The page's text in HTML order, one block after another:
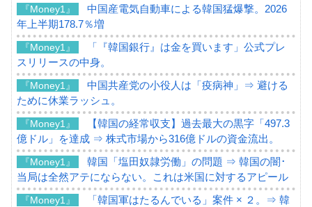
『Money1』
中国産電気自動車による韓国猛爆撃。2026
年上半期178.7％増
『Money1』
「『韓国銀行』は金を買います」公式プレ
スリリースの中身。
『Money1』
中国共産党の小役人は「疫病神」⇒ 避ける
ために休業ラッシュ。
『Money1』
【韓国の経常収支】過去最大の黒字「497.3
億ドル」を達成 ⇒ 株式市場から316億ドルの資金流出。
『Money1』
韓国「塩田奴隷労働」の問題 ⇒ 韓国の闇･
当局は全然アテにならない。これは米国に対するアピール
『Money1』
「韓国軍はたるんでいる」案件 × ２。⇒ 韓